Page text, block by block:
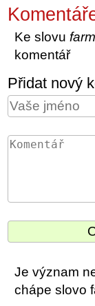
Ke slovu
komentář
Přidat nový
Je význam
chápe slovo